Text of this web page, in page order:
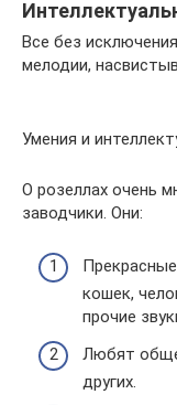
Все без
мелодии,
Умения и
О розеллах очень
заводчики. Они:
кошек,
прочие
Любят
других.